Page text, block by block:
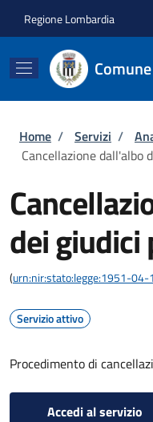
Regione Lombardia
Briciole di
Home / Servizi /
Cancellazione dall'albo
dei giudici
(urn:nir:stato:legge:1951-04-
Servizio attivo
Procedimento di
Accedi al servizio